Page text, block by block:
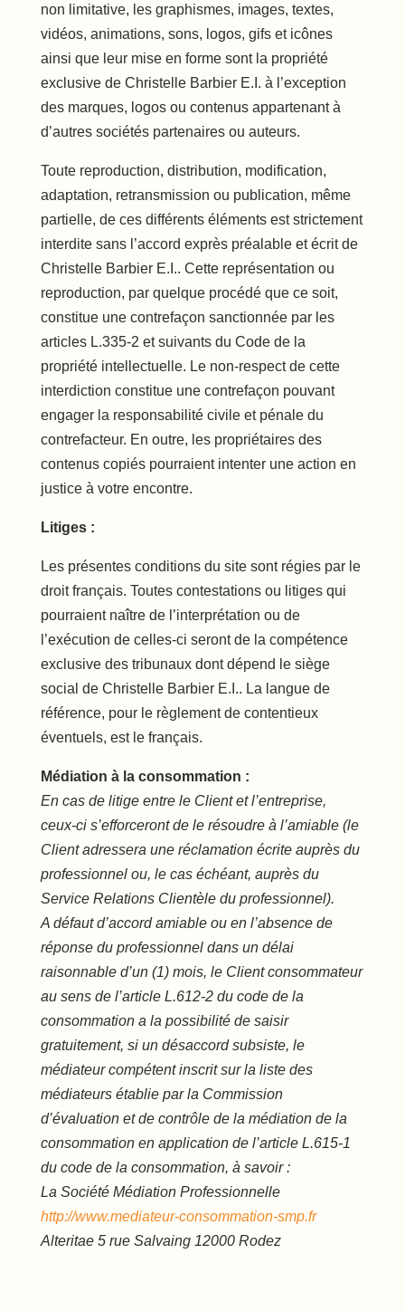
non limitative, les graphismes, images, textes,
vidéos, animations, sons, logos, gifs et icônes
ainsi que leur mise en forme sont la propriété
exclusive de Christelle Barbier E.I. à l’exception
des marques, logos ou contenus appartenant à
d’autres sociétés partenaires ou auteurs.
Toute reproduction, distribution, modification,
adaptation, retransmission ou publication, même
partielle, de ces différents éléments est strictement
interdite sans l’accord exprès préalable et écrit de
Christelle Barbier E.I.. Cette représentation ou
reproduction, par quelque procédé que ce soit,
constitue une contrefaçon sanctionnée par les
articles L.335-2 et suivants du Code de la
propriété intellectuelle. Le non-respect de cette
interdiction constitue une contrefaçon pouvant
engager la responsabilité civile et pénale du
contrefacteur. En outre, les propriétaires des
contenus copiés pourraient intenter une action en
justice à votre encontre.
Litiges :
Les présentes conditions du site sont régies par le
droit français. Toutes contestations ou litiges qui
pourraient naître de l’interprétation ou de
l’exécution de celles-ci seront de la compétence
exclusive des tribunaux dont dépend le siège
social de Christelle Barbier E.I.. La langue de
référence, pour le règlement de contentieux
éventuels, est le français.
Médiation à la consommation :
En cas de litige entre le Client et l’entreprise,
ceux-ci s’efforceront de le résoudre à l’amiable (le
Client adressera une réclamation écrite auprès du
professionnel ou, le cas échéant, auprès du
Service Relations Clientèle du professionnel).
A défaut d’accord amiable ou en l’absence de
réponse du professionnel dans un délai
raisonnable d’un (1) mois, le Client consommateur
au sens de l’article L.612-2 du code de la
consommation a la possibilité de saisir
gratuitement, si un désaccord subsiste, le
médiateur compétent inscrit sur la liste des
médiateurs établie par la Commission
d’évaluation et de contrôle de la médiation de la
consommation en application de l’article L.615-1
du code de la consommation, à savoir :
La Société Médiation Professionnelle
http://www.mediateur-consommation-smp.fr
Alteritae 5 rue Salvaing 12000 Rodez